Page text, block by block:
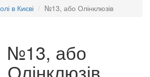
в Києві №13, або Олінклюзів
№13, або
Олінклюзів